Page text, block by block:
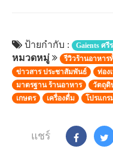
ป้ายกำกับ : Gaients ศรี
หมวดหมู่ รีวิวร้านอาหาร
ข่าวสาร ประชาสัมพันธ์
ท่อง
มาตรฐาน ร้านอาหาร
วัตถุดิ
เกษตร
เครื่องดื่ม โปรแกร
แชร์